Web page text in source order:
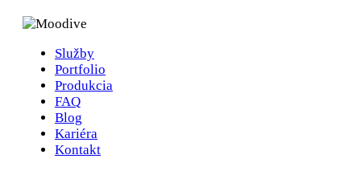
Služby
Portfolio
Produkcia
FAQ
Blog
Kariéra
Kontakt